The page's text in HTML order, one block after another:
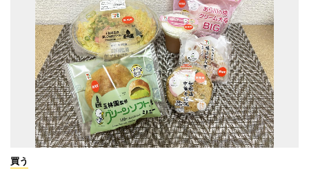
買う